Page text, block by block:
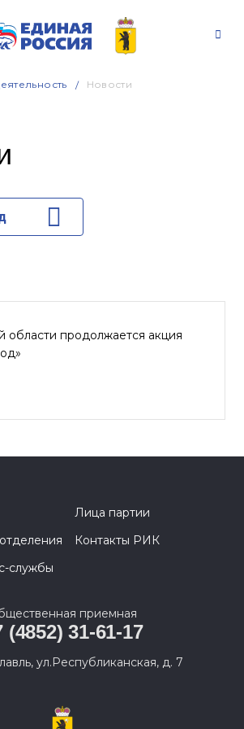
Новости
области продолжается акция
Лица партии
Контакты РИК
службы
приемная
(4852) 31-61-17
ул.Республиканская, д. 7